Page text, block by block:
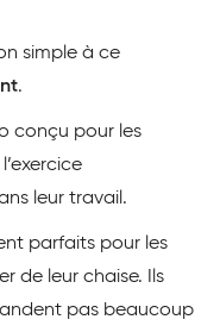
simple à ce
.
conçu pour les
leur travail.
parfaits pour les
de leur chaise. Ils
pas beaucoup